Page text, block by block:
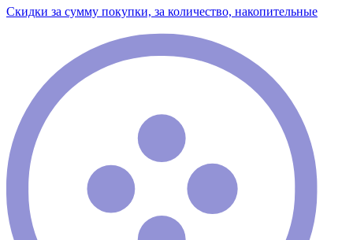
Скидки за сумму покупки, за количество, накопительные